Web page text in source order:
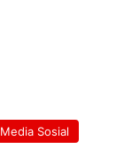
Media Sosial